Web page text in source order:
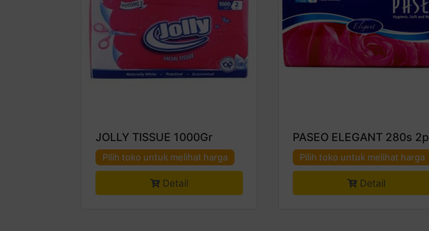
JOLLY TISSUE 1000Gr
Pilih toko untuk melihat harga
Detail
PASEO ELEGANT 280s 2p
Pilih toko untuk melihat harga
Detail